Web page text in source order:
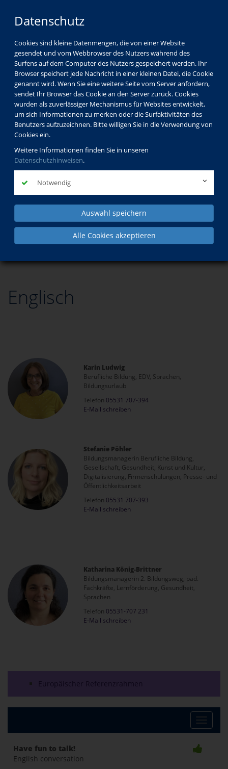
Datenschutz
Cookies sind kleine Datenmengen, die von einer Website
gesendet und vom Webbrowser des Nutzers während des
Surfens auf dem Computer des Nutzers gespeichert werden. Ihr
Browser speichert jede Nachricht in einer kleinen Datei, die Cookie
genannt wird. Wenn Sie eine weitere Seite vom Server anfordern,
sendet Ihr Browser das Cookie an den Server zurück. Cookies
wurden als zuverlässiger Mechanismus für Websites entwickelt,
um sich Informationen zu merken oder die Surfaktivitäten des
Benutzers aufzuzeichnen. Bitte willigen Sie in die Verwendung von
Cookies ein.
Weitere Informationen finden Sie in unseren
Datenschutzhinweisen.
Notwendig
Auswahl speichern
Alle Cookies akzeptieren
Sprachen Englisch
Englisch
Karin Ludwig
Berufliche Bildung, EDV, Sprachen,
Bildungsurlaub
Telefon 05531 707-394
E-Mail schreiben
Stefanie Pöhler
Bildungsmanagerin Berufliche Bildung,
Gesellschaft, Gesundheit, Kunst und Kultur,
Digitalisierung, Firmenschulungen, Presse- und
Öffentlichkeitsarbeit
Telefon 05531 707-393
E-Mail schreiben
Katharina König-Brittner
Bildungsmanagerin 2. Bildungsweg, päd.
Fachkräfte, Lernförderung, Gesundheit,
Sprachen
Telefon 05531-707 231
E-Mail schreiben
Europäischer Referenzrahmen
Toggle
Have fun to talk!
English conversation